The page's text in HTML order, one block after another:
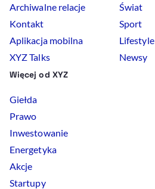
Archiwalne relacje
Kontakt
Aplikacja mobilna
XYZ Talks
Świat
Sport
Lifestyle
Newsy
Więcej od XYZ
Giełda
Prawo
Inwestowanie
Energetyka
Akcje
Startupy